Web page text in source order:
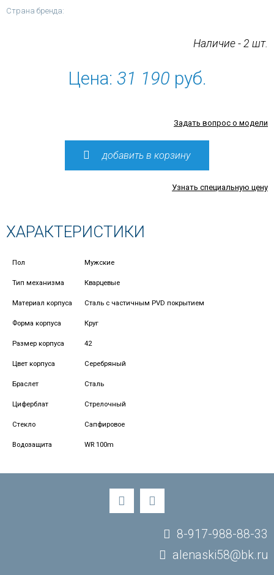
Страна бренда:
Наличие - 2 шт.
Цена: 31 190 руб.
Задать вопрос о модели
добавить в корзину
Узнать специальную цену
ХАРАКТЕРИСТИКИ
Пол Мужские
Тип механизма Кварцевые
Материал корпуса Сталь с частичным PVD покрытием
Форма корпуса Круг
Размер корпуса 42
Цвет корпуса Серебряный
Браслет Сталь
Циферблат Стрелочный
Стекло Сапфировое
Водозащита WR 100m
8-917-988-88-33
alenaski58@bk.ru